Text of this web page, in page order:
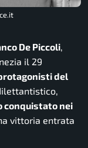
De Piccoli,
il 29
del
conquistato nei
vittoria entrata